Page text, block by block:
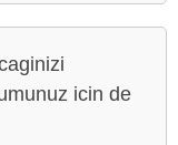
icin de